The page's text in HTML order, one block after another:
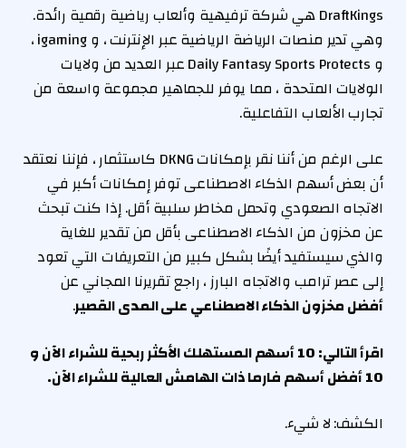
DraftKings هي شركة ترفيهية وألعاب رياضية رقمية رائدة.
وهي تدير منصات الرياضة الرياضية عبر الإنترنت ، و igaming ،
و Daily Fantasy Sports Protects عبر العديد من ولايات
الولايات المتحدة ، مما يوفر للجماهير مجموعة واسعة من
تجارب الألعاب التفاعلية.
على الرغم من أننا نقر بإمكانات DKNG كاستثمار ، فإننا نعتقد
أن بعض أسهم الذكاء الاصطناعى توفر إمكانات أكبر في
الاتجاه الصعودي وتحمل مخاطر سلبية أقل. إذا كنت تبحث
عن مخزون من الذكاء الاصطناعى بأقل من تقدير للغاية
والذي سيستفيد أيضًا بشكل كبير من التعريفات التي تعود
إلى عصر ترامب والاتجاه البارز ، راجع تقريرنا المجاني عن
أفضل مخزون الذكاء الاصطناعي على المدى القصير.
اقرأ التالي: 10 أسهم المستهلك الأكثر ربحية للشراء الآن
و
10 أفضل أسهم فارما ذات الهامش العالية للشراء الآن
.
الكشف: لا شيء.